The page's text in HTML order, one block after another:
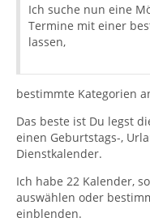
Ich suche nun eine
Termine mit einer
lassen,
bestimmte Kategorien
Das beste ist Du legst
einen Geburtstags-,
Dienstkalender.
Ich habe 22 Kalender,
auswählen oder
einblenden.